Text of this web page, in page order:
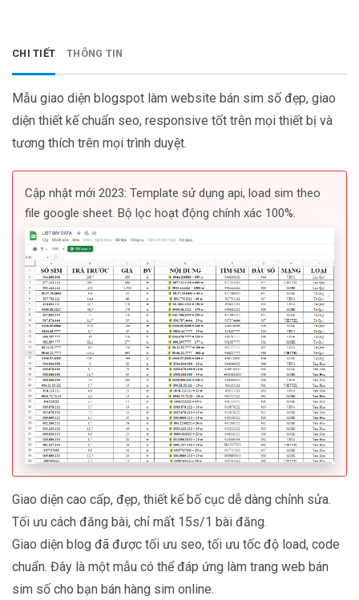
CHI TIẾT THÔNG TIN
Mẫu giao diện blogspot làm website bán sim số đẹp, giao
diện thiết kế chuẩn seo, responsive tốt trên mọi thiết bị và
tương thích trên mọi trình duyệt.
Cập nhật mới 2023: Template sử dụng api, load sim theo
file google sheet. Bộ lọc hoạt động chính xác 100%.
Giao diện cao cấp, đẹp, thiết kế bố cục dễ dàng chỉnh sửa.
Tối ưu cách đăng bài, chỉ mất 15s/1 bài đăng.
Giao diện blog đã được tối ưu seo, tối ưu tốc độ load, code
chuẩn. Đây là một mẫu có thể đáp ứng làm trang web bán
sim số cho bạn bán hàng sim online.